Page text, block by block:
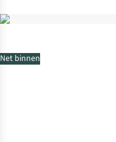
Net binnen